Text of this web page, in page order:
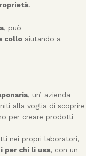
.
, può
collo aiutando a
, un’ azienda
alla voglia di scoprire
per creare prodotti
nei propri laboratori,
per chi li usa, con un